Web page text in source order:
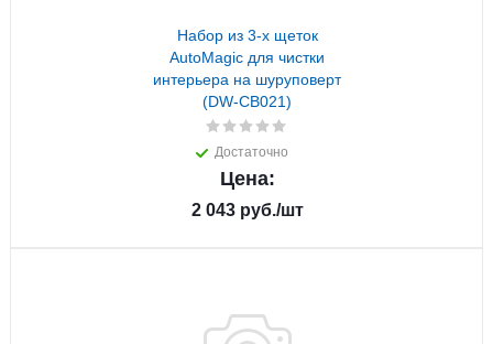
Набор из 3-х щеток
AutoMagic для чистки
интерьера на шуруповерт
(DW-CB021)
Достаточно
Цена:
2 043руб./шт